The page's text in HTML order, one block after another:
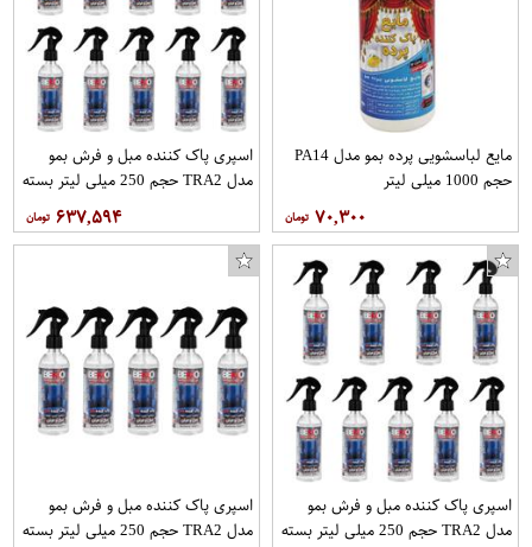
مایع لباسشویی پرده بمو مدل PA14
حجم 1000 میلی لیتر
۷۰,۳۰۰
اسپری پاک کننده مبل و فرش بمو
مدل TRA2 حجم 250 میلی لیتر بسته
۶۳۷,۵۹۴
اسپری پاک کننده مبل و فرش بمو
مدل TRA2 حجم 250 میلی لیتر بسته
اسپری پاک کننده مبل و فرش بمو
مدل TRA2 حجم 250 میلی لیتر بسته